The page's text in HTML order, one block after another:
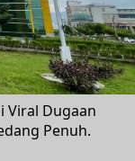
Viral Dugaan
Penuh.